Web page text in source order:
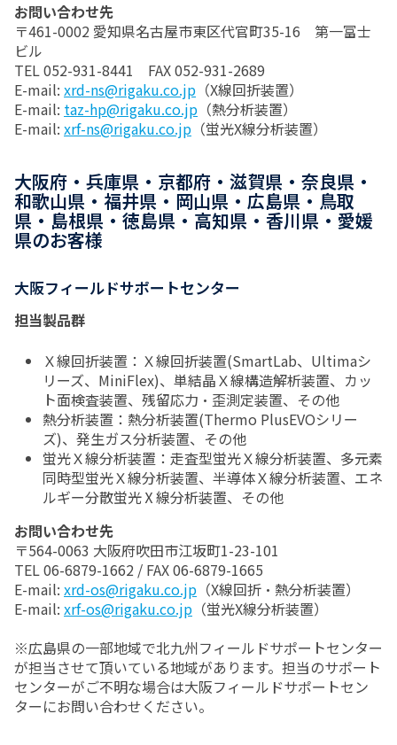
お問い合わせ先
〒461-0002 愛知県名古屋市東区代官町35-16 第一富士
ビル
TEL 052-931-8441 FAX 052-931-2689
E-mail: xrd-ns@rigaku.co.jp （X線回折装置）
E-mail: taz-hp@rigaku.co.jp （熱分析装置）
E-mail: xrf-ns@rigaku.co.jp （蛍光X線分析装置）
大阪府・兵庫県・京都府・滋賀県・奈良県・
和歌山県・福井県・岡山県・広島県・鳥取
県・島根県・徳島県・高知県・香川県・愛媛
県のお客様
大阪フィールドサポートセンター
担当製品群
Ｘ線回折装置：Ｘ線回折装置(SmartLab、Ultimaシ
リーズ、MiniFlex)、単結晶Ｘ線構造解析装置、カッ
ト面検査装置、残留応力・歪測定装置、その他
熱分析装置：熱分析装置(Thermo PlusEVOシリー
ズ)、発生ガス分析装置、その他
蛍光Ｘ線分析装置：走査型蛍光Ｘ線分析装置、多元素
同時型蛍光Ｘ線分析装置、半導体Ｘ線分析装置、エネ
ルギー分散蛍光Ⅹ線分析装置、その他
お問い合わせ先
〒564-0063 大阪府吹田市江坂町1-23-101
TEL 06-6879-1662 / FAX 06-6879-1665
E-mail: xrd-os@rigaku.co.jp （X線回折・熱分析装置）
E-mail: xrf-os@rigaku.co.jp （蛍光X線分析装置）
※広島県の一部地域で北九州フィールドサポートセンター
が担当させて頂いている地域があります。担当のサポート
センターがご不明な場合は大阪フィールドサポートセン
ターにお問い合わせください。